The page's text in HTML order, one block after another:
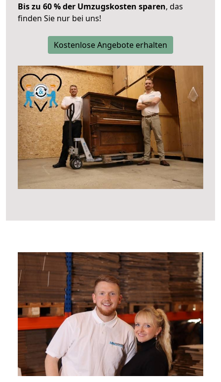
Bis zu 60 % der Umzugskosten sparen, das
finden Sie nur bei uns!
Kostenlose Angebote erhalten